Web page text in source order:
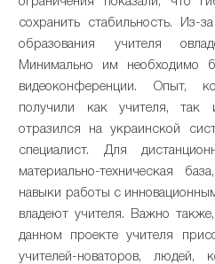
сохранить стабильность. Из-
образования учителя
Минимально им необходимо
видеоконференции. Опыт,
получили как учителя, так
отразился на украинской
специалист. Для
материально-техническая
навыки работы с
владеют учителя. Важно
данном проекте учителя
учителей-новаторов, людей,